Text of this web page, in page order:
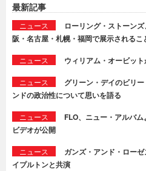
最新記事
ニュース
ローリング・ストーン
阪・名古屋・札幌・福岡で展示される
ニュース ウィリアム・オービッ
ニュース
グリーン・デイのビリ
ンドの政治性について思いを語る
ニュース
FLO、ニュー・アルバ
ビデオが公開
ニュース
ガンズ・アンド・ロー
イプルトンと共演